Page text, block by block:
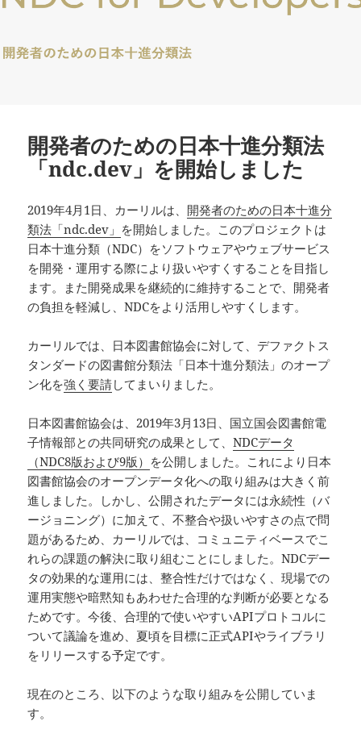
開発者のための日本十進分類法
「ndc.dev」を開始しました
2019年4月1日、カーリルは、 開発者のための日本十進分
類法「ndc.dev」 を開始しました。このプロジェクトは
日本十進分類（NDC）をソフトウェアやウェブサービス
を開発・運用する際により扱いやすくすることを目指し
ます。また開発成果を継続的に維持することで、開発者
の負担を軽減し、NDCをより活用しやすくします。
カーリルでは、日本図書館協会に対して、デファクトス
タンダードの図書館分類法「日本十進分類法」のオープ
ン化を強く要請してまいりました。
日本図書館協会は、2019年3月13日、国立国会図書館電
子情報部との共同研究の成果として、NDCデータ
（NDC8版および9版） を公開しました。これにより日本
図書館協会のオープンデータ化への取り組みは大きく前
進しました。しかし、公開されたデータには永続性（バ
ージョニング）に加えて、不整合や扱いやすさの点で問
題があるため、カーリルでは、コミュニティベースでこ
れらの課題の解決に取り組むことにしました。NDCデー
タの効果的な運用には、整合性だけではなく、現場での
運用実態や暗黙知もあわせた合理的な判断が必要となる
ためです。今後、合理的で使いやすいAPIプロトコルに
ついて議論を進め、夏頃を目標に正式APIやライブラリ
をリリースする予定です。
現在のところ、以下のような取り組みを公開していま
す。